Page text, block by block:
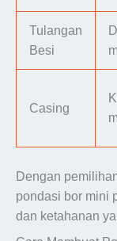
Tulangan
Besi
Casing
Dengan
pondasi bor mini
dan ketahanan